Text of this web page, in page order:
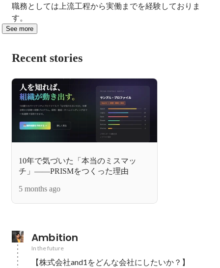
職務としては上流工程から実働までを経験しておりま
す。
See more
Recent stories
10年で気づいた「本当のミスマッ
チ」——PRISMをつくった理由
5 months ago
Ambition
In the future
【株式会社and1をどんな会社にしたいか？】